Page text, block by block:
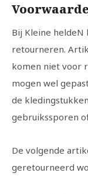
Bij Kleine
retourneren.
komen niet voor
mogen wel
de
gebruikssporen
De volgende
geretourneerd